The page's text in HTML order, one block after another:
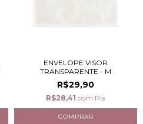
ENVELOPE VISOR
TRANSPARENTE - M
R$29,90
R$28,41 com Pix